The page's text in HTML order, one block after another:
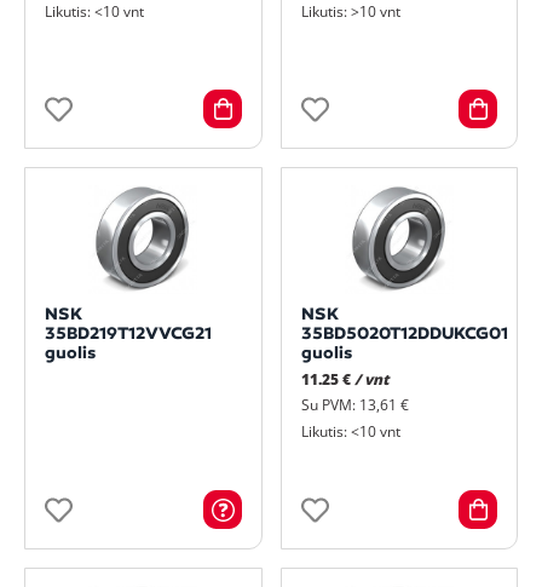
Likutis: <10 vnt
Likutis: >10 vnt
NSK
35BD219T12VVCG21
guolis
NSK
35BD5020T12DDUKCG01
guolis
11.25 € / vnt
Su PVM: 13,61 €
Likutis: <10 vnt